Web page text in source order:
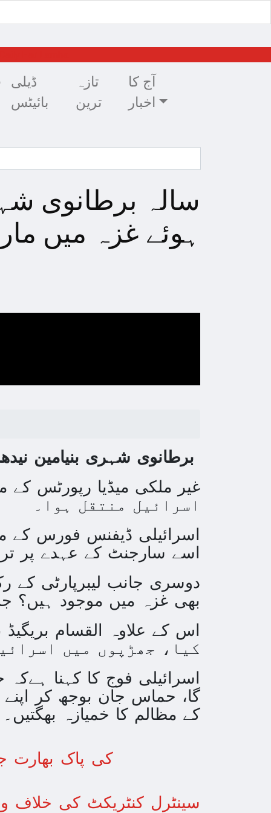
ڈیلی
بائیٹس
تازہ
ترین
آج کا
اخبار
ہوئے غزہ میں
اسرائیل منتقل ہوا۔
اسرائیلی ڈیفنس فورس کے
اسے سارجنٹ کے عہدے پر
دوسری جانب لیبرپارٹی کے
بھی غزہ میں موجود ہیں؟
کیا، جھڑپوں میں
گا، حماس جان بوجھ کر
کے مظالم کا خمیازہ بھگتیں۔
1971کی پاک بھارت
سینٹرل کنٹریکٹ کی